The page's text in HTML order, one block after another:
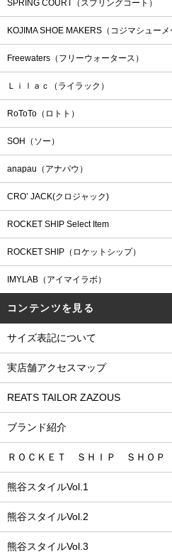
SPRING COURT（スプリングコート）
KOJIMA SHOE MAKERS（コジマシュー
Freewaters（フリーウォータース）
Ｌｉｌａｃ（ライラック）
RoToTo（ロトト）
SOH（ソー）
anapau（アナパウ）
CRO’ JACK(クロジャック)
ROCKET SHIP Select Item
ROCKET SHIP（ロケットシップ）
IMYLAB（アイマイラボ）
コンテンツを見る
サイズ表記について
実店舗アクセスマップ
REATS TAILOR ZAZOUS
ブランド紹介
ＲＯＣＫＥＴ ＳＨＩＰ ＳＨＯＰ
熊谷スタイルVol.1
熊谷スタイルVol.2
熊谷スタイルVol.3